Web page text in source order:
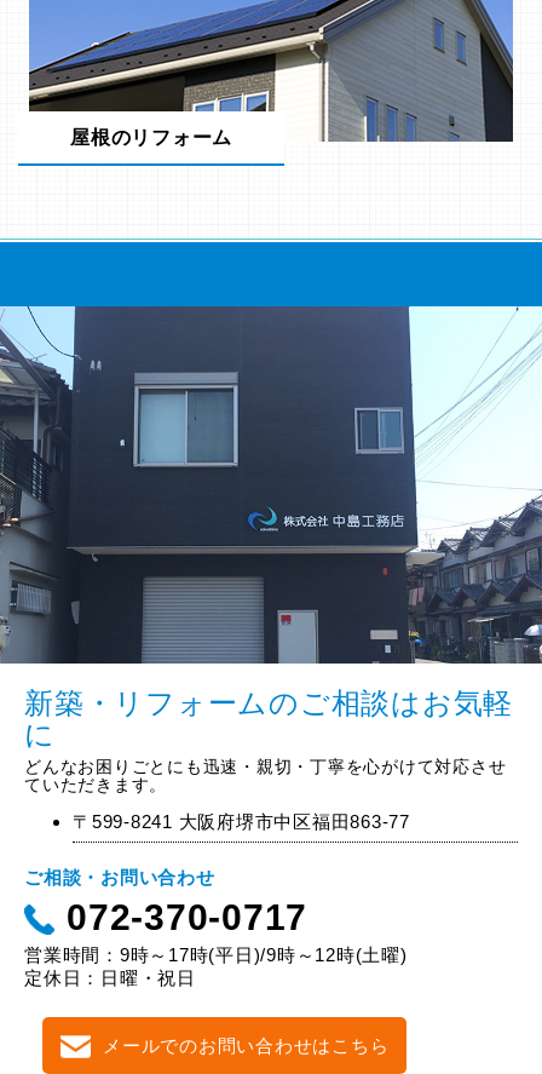
屋根のリフォーム
新築・リフォームのご相談はお気軽
に
どんなお困りごとにも迅速・親切・丁寧を心がけて対応させ
ていただきます。
〒599-8241 大阪府堺市中区福田863-77
ご相談・お問い合わせ
072-370-0717
営業時間：9時～17時(平日)/9時～12時(土曜)
定休日：日曜・祝日
メールでのお問い合わせはこちら